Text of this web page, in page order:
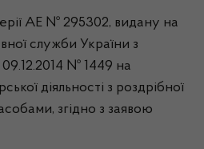
АЕ № 295302, видану на
служби України з
09.12.2014 № 1449 на
діяльності з роздрібної
згідно з заявою